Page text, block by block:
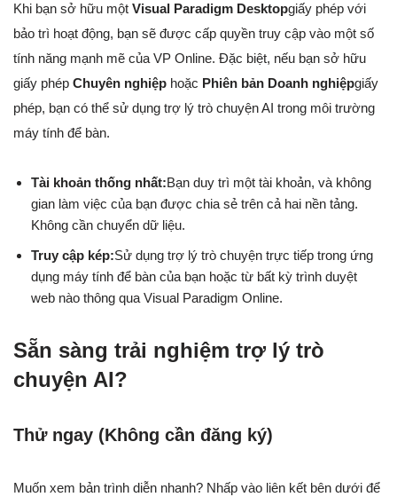
Khi bạn sở hữu một Visual Paradigm Desktopgiấy phép với
bảo trì hoạt động, bạn sẽ được cấp quyền truy cập vào một số
tính năng mạnh mẽ của VP Online. Đặc biệt, nếu bạn sở hữu
giấy phép Chuyên nghiệp hoặc Phiên bản Doanh nghiệpgiấy
phép, bạn có thể sử dụng trợ lý trò chuyện AI trong môi trường
máy tính để bàn.
Tài khoản thống nhất:Bạn duy trì một tài khoản, và không
gian làm việc của bạn được chia sẻ trên cả hai nền tảng.
Không cần chuyển dữ liệu.
Truy cập kép:Sử dụng trợ lý trò chuyện trực tiếp trong ứng
dụng máy tính để bàn của bạn hoặc từ bất kỳ trình duyệt
web nào thông qua Visual Paradigm Online.
Sẵn sàng trải nghiệm trợ lý trò
chuyện AI?
Thử ngay (Không cần đăng ký)
Muốn xem bản trình diễn nhanh? Nhấp vào liên kết bên dưới để